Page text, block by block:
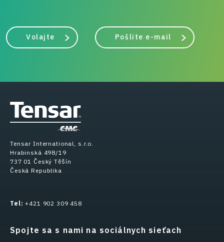
Volajte Pošlite e-mail
Tensar International, s.r.o.
Hrabinská 498/19
737 01 Český Těšín
Česká Republika
Tel:+421 902 309 458
Spojte sa s nami na sociálnych sieťach